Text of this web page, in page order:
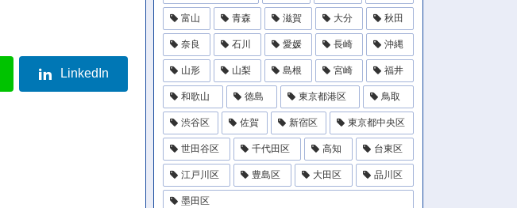
LinkedIn
富山 青森 滋賀 大分 秋田
奈良 石川 愛媛 長崎 沖縄
山形 山梨 島根 宮崎 福井
和歌山 徳島 東京都港区 鳥取
渋谷区 佐賀 新宿区 東京都中央区
世田谷区 千代田区 高知 台東区
江戸川区 豊島区 大田区 品川区
墨田区